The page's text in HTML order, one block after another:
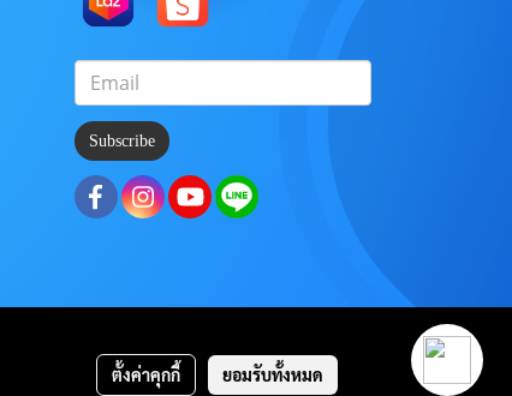
Subscribe
ตั้งค่าคุกกี้ ยอมรับทั้งหมด